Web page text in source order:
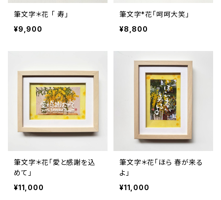
筆文字＊花 「 寿」
¥9,900
筆文字*花「呵呵大笑」
¥8,800
筆文字＊花「愛と感謝を込
めて」
¥11,000
筆文字＊花「ほら 春が来る
よ」
¥11,000